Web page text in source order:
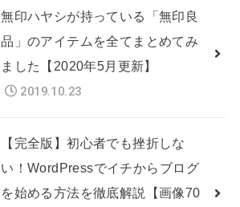
無印ハヤシが持っている「無印良
品」のアイテムを全てまとめてみ
ました【2020年5月更新】
2019.10.23
【完全版】初心者でも挫折しな
い！WordPressでイチからブログ
を始める方法を徹底解説【画像70